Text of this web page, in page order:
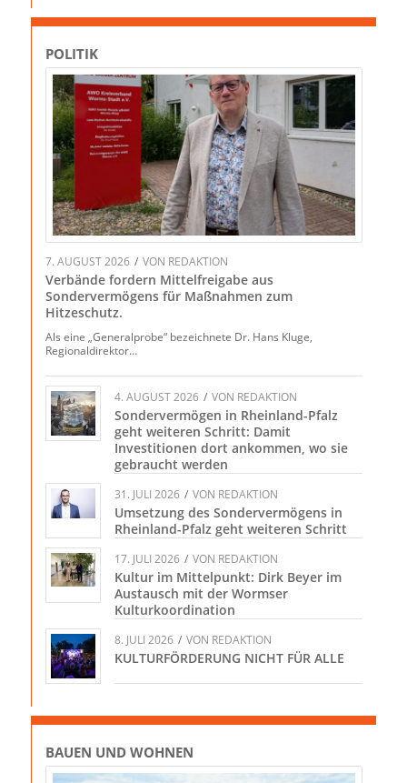
POLITIK
7. AUGUST 2026 / VON REDAKTION
Verbände fordern Mittelfreigabe aus
Sondervermögens für Maßnahmen zum
Hitzeschutz.
Als eine „Generalprobe“ bezeichnete Dr. Hans Kluge,
Regionaldirektor…
4. AUGUST 2026 / VON REDAKTION
Sondervermögen in Rheinland-Pfalz
geht weiteren Schritt: Damit
Investitionen dort ankommen, wo sie
gebraucht werden
31. JULI 2026 / VON REDAKTION
Umsetzung des Sondervermögens in
Rheinland-Pfalz geht weiteren Schritt
17. JULI 2026 / VON REDAKTION
Kultur im Mittelpunkt: Dirk Beyer im
Austausch mit der Wormser
Kulturkoordination
8. JULI 2026 / VON REDAKTION
KULTURFÖRDERUNG NICHT FÜR ALLE
BAUEN UND WOHNEN